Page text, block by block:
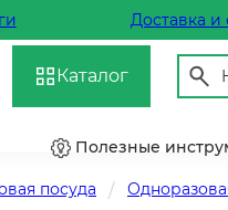
Доставка и
Каталог
Полезные
посуда